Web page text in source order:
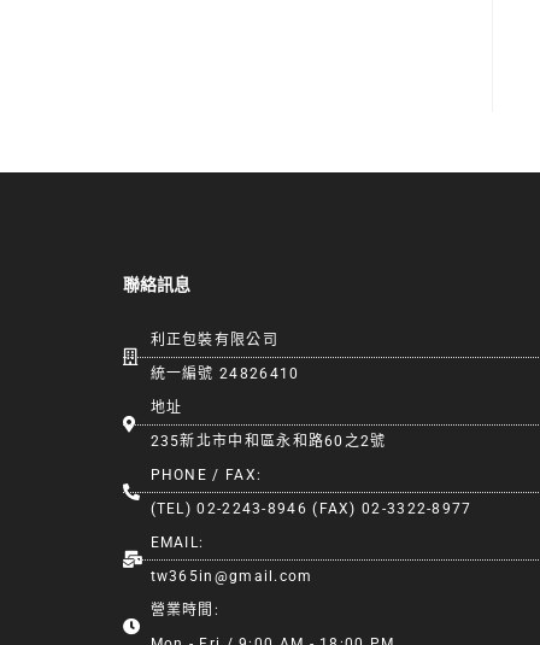
聯絡訊息
利正包裝有限公司
統一編號 24826410
地址
235新北市中和區永和路60之2號
PHONE / FAX:
(TEL) 02-2243-8946 (FAX) 02-3322-8977
EMAIL:
tw365in@gmail.com
營業時間: